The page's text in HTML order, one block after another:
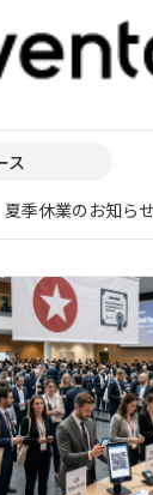
ス
季休業のお知らせ